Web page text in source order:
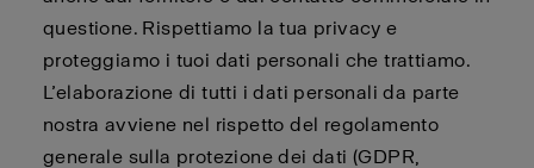
questione. Rispettiamo la tua privacy e
proteggiamo i tuoi dati personali che trattiamo.
L’elaborazione di tutti i dati personali da parte
nostra avviene nel rispetto del regolamento
generale sulla protezione dei dati (GDPR,